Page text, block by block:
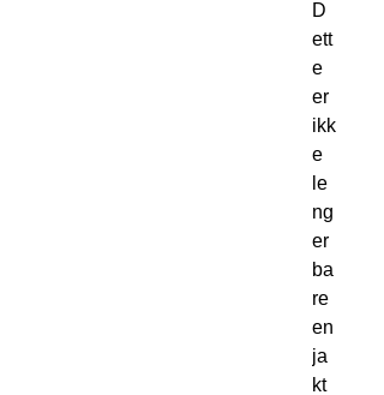
D
ett
e
er
ikk
e
le
ng
er
ba
re
en
ja
kt